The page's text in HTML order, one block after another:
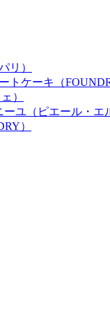
リ）
トケーキ（
）
ユ（ピエール・エ
）